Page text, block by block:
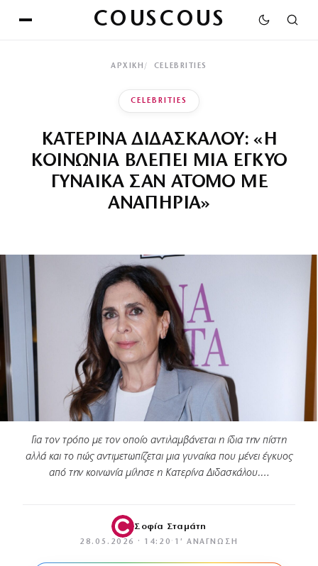
COUSCOUS
ΑΡΧΙΚΉ CELEBRITIES
CELEBRITIES
ΚΑΤΕΡΙΝΑ ΔΙΔΑΣΚΑΛΟΥ: «Η
ΚΟΙΝΩΝΙΑ ΒΛΕΠΕΙ ΜΙΑ ΕΓΚΥΟ
ΓΥΝΑΙΚΑ ΣΑΝ ΑΤΟΜΟ ΜΕ
ΑΝΑΠΗΡΙΑ»
Για τον τρόπο με τον οποίο αντιλαμβάνεται η ίδια την πίστη
αλλά και το πώς αντιμετωπίζεται μια γυναίκα που μένει έγκυος
από την κοινωνία μίλησε η Κατερίνα Διδασκάλου.…
Σοφία Σταμάτη
28.05.2026 · 14:20 · 1′ ΑΝΆΓΝΩΣΗ